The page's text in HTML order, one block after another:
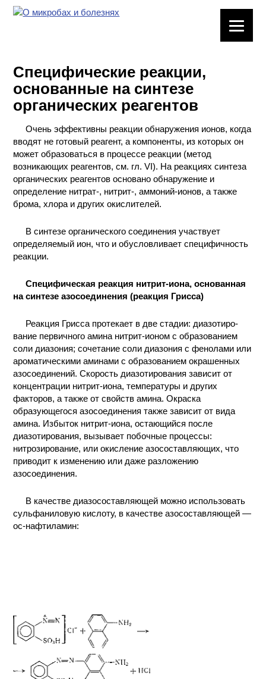
ХИМИЧЕСКАЯ
ПОСУДА
ФАКТОРЫ
МЕТОДЫ
ПРАКТИЧЕСКОЙ
ХИМИИ
И ХИМИЧЕСКАЯ
ТЕХНОЛОГИЯ
КОНТАКТЫ
Специфические реакции,
основанные на синтезе
органических реагентов
Очень эффективны реакции обнаружения ионов, когда
вводят не готовый реагент, а компоненты, из которых он
может образоваться в процессе реакции (метод
возникающих реагентов, см. гл. VI). На реакциях синтеза
органических реагентов основано обнаружение и
определение нитрат-, нитрит-, аммоний-ионов, а также
брома, хлора и других окислителей.
В синтезе органического соединения участвует
определяемый ион, что и обусловливает специфичность
реакции.
Специфическая реакция нитрит-иона, основанная
на синтезе азосоединения (реакция Грисса)
Реакция Грисса протекает в две стадии: диазотиро-
вание первичного амина нитрит-ионом с образованием
соли диазония; сочетание соли диазония с фенолами или
ароматическими аминами с образованием окрашенных
азосоединений. Скорость диазотирования зависит от
концентрации нитрит-иона, температуры и других
факторов, а также от свойств амина. Окраска
образующегося азосоединения также зависит от вида
амина. Избыток нитрит-иона, остающийся после
диазотирования, вызывает побочные процессы:
нитрозирование, или окисление азосоставляющих, что
приводит к изменению или даже разложению
азосоединения.
В качестве диазосоставляющей можно использовать
сульфаниловую кислоту, в качестве азосоставляющей —
ос-нафтиламин: